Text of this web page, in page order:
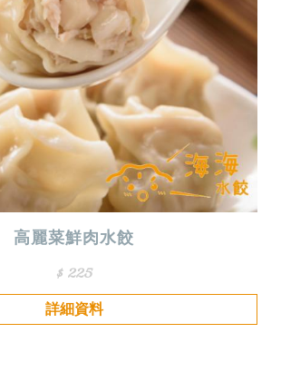
高麗菜鮮肉水餃
$ 225
詳細資料